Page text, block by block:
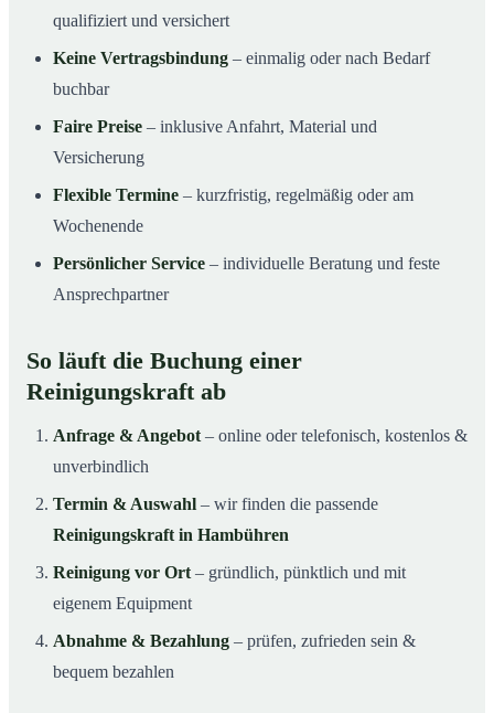
qualifiziert und versichert
Keine Vertragsbindung – einmalig oder nach Bedarf
buchbar
Faire Preise – inklusive Anfahrt, Material und
Versicherung
Flexible Termine – kurzfristig, regelmäßig oder am
Wochenende
Persönlicher Service – individuelle Beratung und feste
Ansprechpartner
So läuft die Buchung einer
Reinigungskraft ab
Anfrage & Angebot – online oder telefonisch, kostenlos &
unverbindlich
Termin & Auswahl – wir finden die passende
Reinigungskraft in Hambühren
Reinigung vor Ort – gründlich, pünktlich und mit
eigenem Equipment
Abnahme & Bezahlung – prüfen, zufrieden sein &
bequem bezahlen